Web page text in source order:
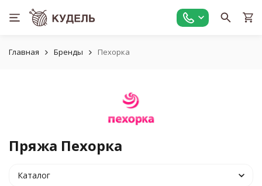
Главная Бренды Пехорка
Пряжа Пехорка
Каталог